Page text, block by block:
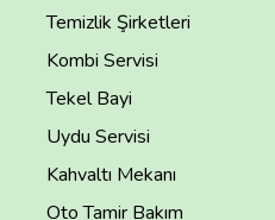
Temizlik Şirketleri
Kombi Servisi
Tekel Bayi
Uydu Servisi
Kahvaltı Mekanı
Oto Tamir Bakım